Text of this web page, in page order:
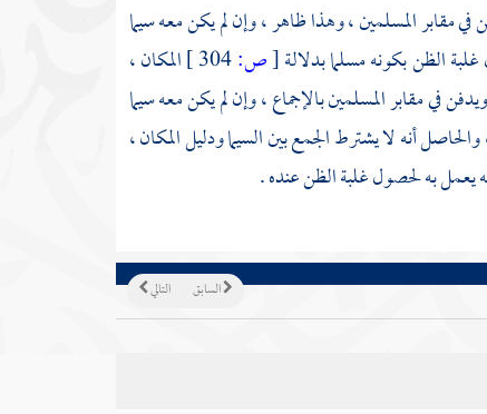
مقابر المسلمين ، وهذا ظاهر ، وإن لم يكن معه سيما
الظن بكونه مسلما بدلالة[ص:
المكان ،
في مقابر المسلمين بالإجماع ، وإن لم يكن معه سيما
أنه لا يشترط الجمع بين السيما ودليل المكان ،
يعمل به لحصول غلبة الظن عنده .
التالي السابق